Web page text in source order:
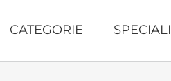
CATEGORIE SPECIALI